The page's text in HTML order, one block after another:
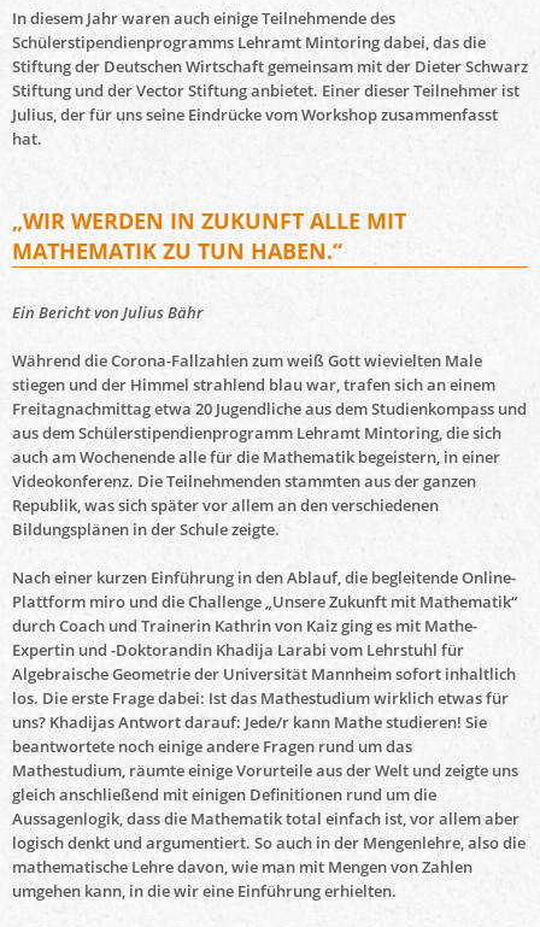
In diesem Jahr waren auch einige Teilnehmende des
Schülerstipendienprogramms Lehramt Mintoring dabei, das die
Stiftung der Deutschen Wirtschaft gemeinsam mit der Dieter Schwarz
Stiftung und der Vector Stiftung anbietet. Einer dieser Teilnehmer ist
Julius, der für uns seine Eindrücke vom Workshop zusammenfasst
hat.
„WIR WERDEN IN ZUKUNFT ALLE MIT
MATHEMATIK ZU TUN HABEN.“
Ein Bericht von Julius Bähr
Während die Corona-Fallzahlen zum weiß Gott wievielten Male
stiegen und der Himmel strahlend blau war, trafen sich an einem
Freitagnachmittag etwa 20 Jugendliche aus dem Studienkompass und
aus dem Schülerstipendienprogramm Lehramt Mintoring, die sich
auch am Wochenende alle für die Mathematik begeistern, in einer
Videokonferenz. Die Teilnehmenden stammten aus der ganzen
Republik, was sich später vor allem an den verschiedenen
Bildungsplänen in der Schule zeigte.
Nach einer kurzen Einführung in den Ablauf, die begleitende Online-
Plattform miro und die Challenge „Unsere Zukunft mit Mathematik“
durch Coach und Trainerin Kathrin von Kaiz ging es mit Mathe-
Expertin und -Doktorandin Khadija Larabi vom Lehrstuhl für
Algebraische Geometrie der Universität Mannheim sofort inhaltlich
los. Die erste Frage dabei: Ist das Mathestudium wirklich etwas für
uns? Khadijas Antwort darauf: Jede/r kann Mathe studieren! Sie
beantwortete noch einige andere Fragen rund um das
Mathestudium, räumte einige Vorurteile aus der Welt und zeigte uns
gleich anschließend mit einigen Definitionen rund um die
Aussagenlogik, dass die Mathematik total einfach ist, vor allem aber
logisch denkt und argumentiert. So auch in der Mengenlehre, also die
mathematische Lehre davon, wie man mit Mengen von Zahlen
umgehen kann, in die wir eine Einführung erhielten.